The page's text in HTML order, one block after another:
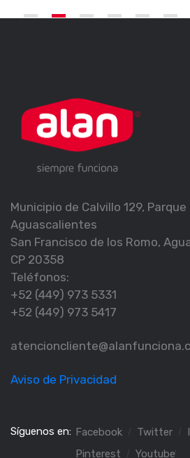
Municipio de Calvillo 129,
Aguascalientes
San Francisco de los Romo,
CP 20358
Teléfonos:
+52 (449) 973 5331
+52 (449) 973 5417
Aviso de Privacidad
Síguenos en: Facebook Twitter
Pinterest
Youtube